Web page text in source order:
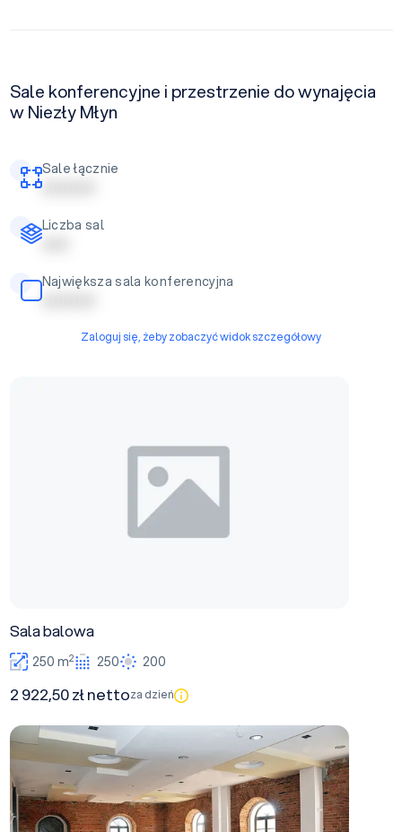
Sale konferencyjne i przestrzenie do wynajęcia
w Niezły Młyn
Sale łącznie
| | | | | | | | | |
Liczba sal
| | | | |
Największa sala konferencyjna
| | | | | | | | | |
Zaloguj się, żeby zobaczyć widok szczegółowy
Sala balowa
250 m2 250 200
2 922,50 zł nettoza dzień
Sala konferencyjna 1